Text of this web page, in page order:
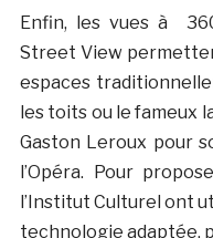
Enfin, les vues à
Street View
espaces
les toits ou le fameux
Gaston Leroux pour
l’Opéra. Pour
l’Institut Culturel ont
technologie adaptée,